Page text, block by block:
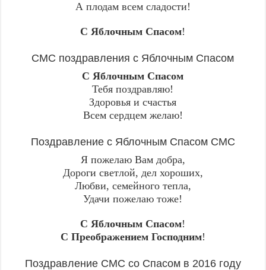
А плодам всем сладости!
С Яблочным Спасом!
СМС поздравления с Яблочным Спасом
С Яблочным Спасом
Тебя поздравляю!
Здоровья и счастья
Всем сердцем желаю!
Поздравление с Яблочным Спасом СМС
Я пожелаю Вам добра,
Дороги светлой, дел хороших,
Любви, семейного тепла,
Удачи пожелаю тоже!
С Яблочным Спасом!
С Преображением Господним!
Поздравление СМС со Спасом в 2016 году